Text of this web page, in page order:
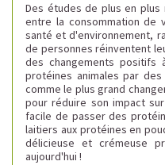
Des études de plus en
entre la consommation de
santé et d'environnement,
de personnes réinventent
des changements positifs
protéines animales par
comme le plus grand
pour réduire son impact
facile de passer des
laitiers aux protéines en
délicieuse et crémeuse
aujourd'hui !